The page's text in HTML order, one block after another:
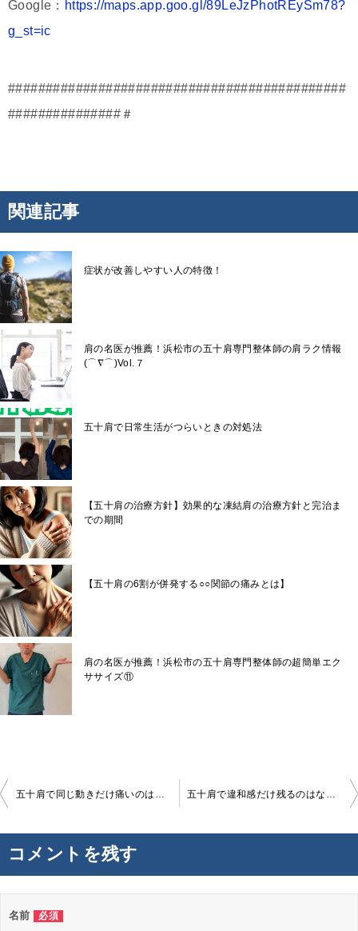
Google： https://maps.app.goo.gl/89LeJzPhotREySm78?
g_st=ic
#############################################
###############＃
関連記事
症状が改善しやすい人の特徴！
肩の名医が推薦！浜松市の五十肩専門整体師の肩ラク情報
(⌒∇⌒)Vol.７
五十肩で日常生活がつらいときの対処法
【五十肩の治療方針】効果的な凍結肩の治療方針と完治ま
での期間
【五十肩の6割が併発する○○関節の痛みとは】
肩の名医が推薦！浜松市の五十肩専門整体師の超簡単エク
ササイズ⑪
投
ー
五十肩で同じ動きだけ痛いのはなぜか 五十肩で違和感だけ残るのはなぜか
コメントを残す
名前 必須